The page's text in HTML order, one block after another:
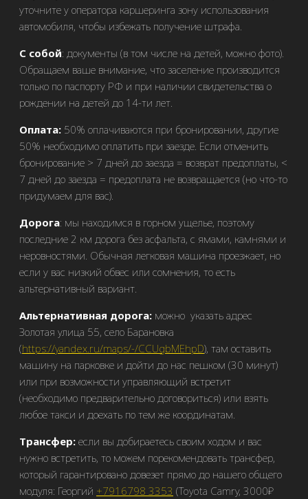
уточните у оператора каршеринга зону использования
автомобиля, чтобы избежать получение штрафа.
С собой: документы (в том числе на детей, можно фото).
Обращаем ваше внимание, что заселение производится
только по паспорту РФ и при наличии свидетельства о
рождении на детей до 14-ти лет.
Оплата: 50% оплачиваются при бронировании, другие
50% необходимо оплатить при заезде. Если отменить
бронирование > 7 дней до заезда = возврат предоплаты, <
7 дней до заезда = предоплата не возвращается (но что-то
придумаем для вас).
Дорога: мы находимся в горном ущелье, поэтому
последние 2 км дорога без асфальта, с ямами, камнями и
неровностями. Обычная легковая машина проезжает, но
если у вас низкий обвес или сомнения, то есть
альтернативный вариант.
Альтернативная дорога: можно указать адрес
Золотая улица 55, село Барановка
(https://yandex.ru/maps/-/CCUgbMEhpD), там оставить
машину на парковке и дойти до нас пешком (30 минут)
или при возможности управляющий встретит
(необходимо предварительно договориться) или взять
любое такси и доехать по тем же координатам.
Трансфер: если вы добираетесь своим ходом и вас
нужно встретить, то можем порекомендовать трансфер,
который гарантировано довезет прямо до нашего общего
модуля: Георгий +7916798 3353 (Toyota Camry, 3000₽